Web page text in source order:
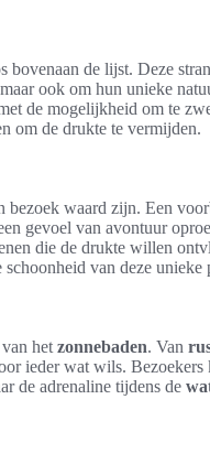
bovenaan de lijst. Deze
ook om hun unieke
de mogelijkheid om te
om de drukte te vermijden.
bezoek waard zijn. Een
gevoel van avontuur
die de drukte willen
van deze unieke
het zonnebaden. Van
ieder wat wils. Bezoekers
de adrenaline tijdens de